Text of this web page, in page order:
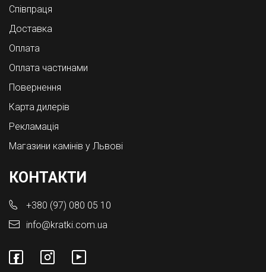
Співпраця
Доставка
Оплата
Оплата частинами
Повернення
Карта дилерів
Рекламація
Магазини камінів у Львові
КОНТАКТИ
+380 (97) 080 05 10
info@kratki.com.ua